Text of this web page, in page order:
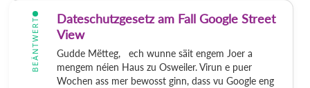
BEÄNTWERT
Dateschutzgesetz am Fall Google Street
View
Gudde Mëtteg, ech wunne säit engem Joer a
mengem néien Haus zu Osweiler. Virun e puer
Wochen ass mer bewosst ginn, dass vu Google eng